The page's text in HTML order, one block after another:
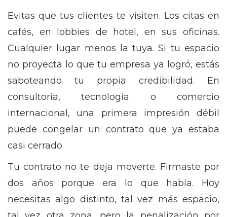
Evitas que tus clientes te visiten. Los citas en
cafés, en lobbies de hotel, en sus oficinas.
Cualquier lugar menos la tuya. Si tu espacio
no proyecta lo que tu empresa ya logró, estás
saboteando tu propia credibilidad. En
consultoría, tecnología o comercio
internacional, una primera impresión débil
puede congelar un contrato que ya estaba
casi cerrado.
Tu contrato no te deja moverte. Firmaste por
dos años porque era lo que había. Hoy
necesitas algo distinto, tal vez más espacio,